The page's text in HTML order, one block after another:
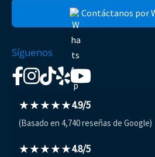
Contáctanos por
Síguenos
★★★★★4.9/5
(Basado en 4,740 reseñas de Google)
★★★★★4.8/5